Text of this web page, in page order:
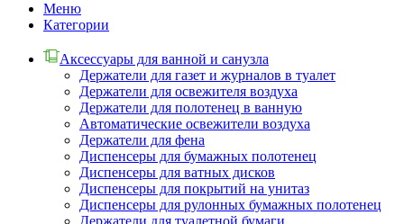
Меню
Категории
Аксессуары для ванной и санузла
Держатели для газет и журналов в туалет
Держатели для освежителя воздуха
Держатели для полотенец в ванную
Автоматические освежители воздуха
Держатели для фена
Диспенсеры для бумажных полотенец
Диспенсеры для ватных дисков
Диспенсеры для покрытий на унитаз
Диспенсеры для рулонных бумажных полотенец